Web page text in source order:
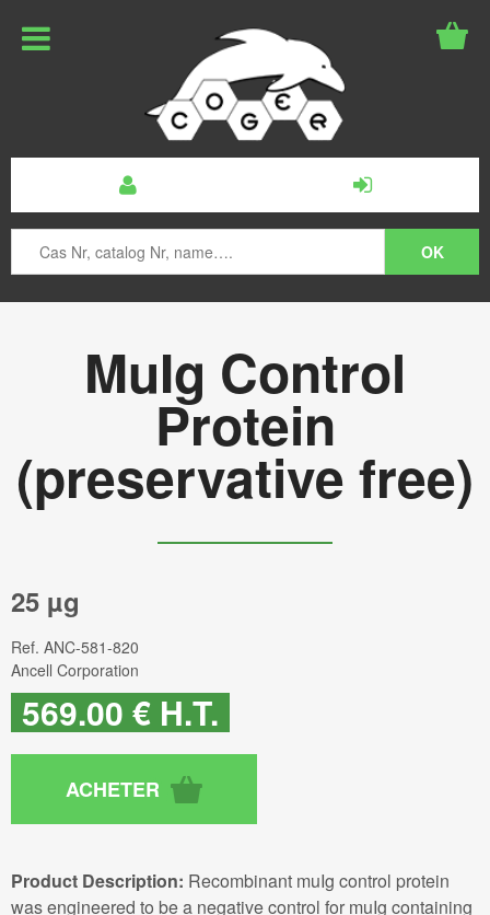
MuIg Control
Protein
(preservative free)
25 µg
Ref. ANC-581-820
Ancell Corporation
569.00 € H.T.
Product Description: Recombinant muIg control protein
was engineered to be a negative control for muIg containing